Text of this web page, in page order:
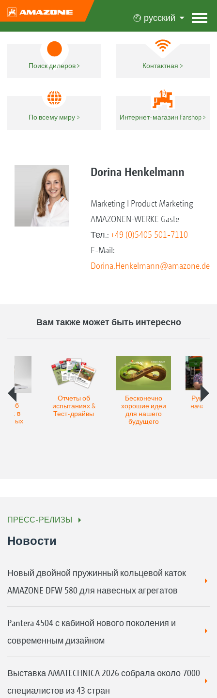
русский
Поиск дилеров Контактная
По всему миру Интернет-магазин Fanshop
Dorina Henkelmann
Marketing I Product Marketing
AMAZONEN-WERKE Gaste
Тел.:+49 (0)5405 501-7110
E-Mail:
Dorina.Henkelmann@amazone.de
Вам также может быть интересно
об
в
Отчеты об
испытаниях &
Тест-драйвы
Бесконечно
хорошие идеи
для нашего
будущего
началу
ПРЕСС-РЕЛИЗЫ
Новости
Новый двойной пружинный кольцевой каток
AMAZONE DFW 580 для навесных агрегатов
Pantera 4504 с кабиной нового поколения и
современным дизайном
Выставка AMATECHNICA 2026 собрала около 7000
специалистов из 43 стран